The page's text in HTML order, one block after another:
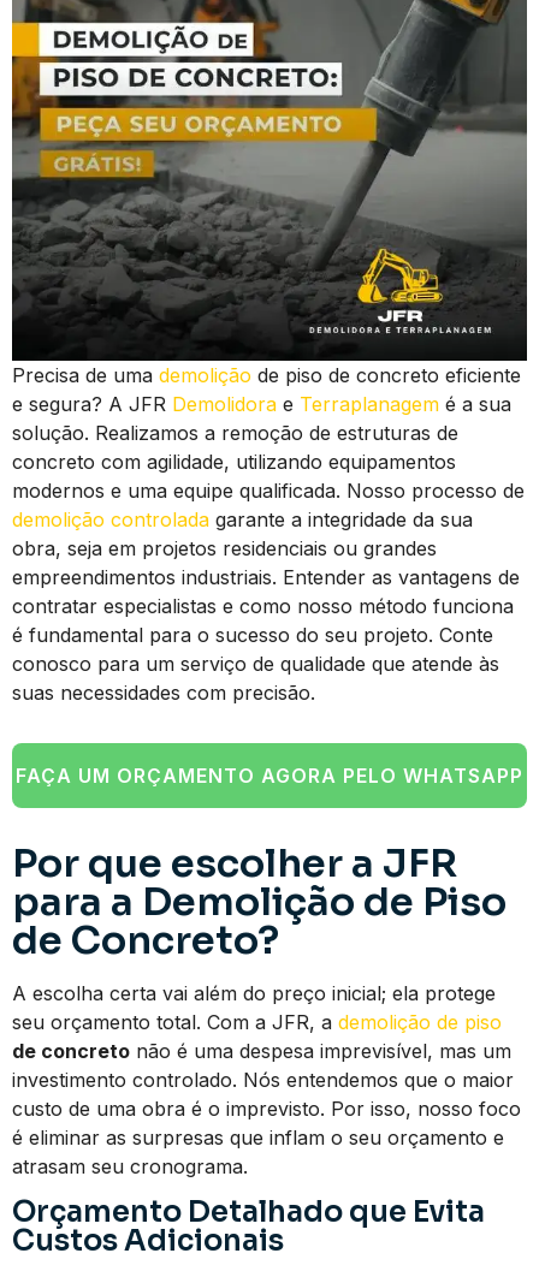
Precisa de uma demolição de piso de concreto eficiente
e segura? A JFR Demolidora e Terraplanagem é a sua
solução. Realizamos a remoção de estruturas de
concreto com agilidade, utilizando equipamentos
modernos e uma equipe qualificada. Nosso processo de
demolição controlada garante a integridade da sua
obra, seja em projetos residenciais ou grandes
empreendimentos industriais. Entender as vantagens de
contratar especialistas e como nosso método funciona
é fundamental para o sucesso do seu projeto. Conte
conosco para um serviço de qualidade que atende às
suas necessidades com precisão.
FAÇA UM ORÇAMENTO AGORA PELO WHATSAPP
Por que escolher a JFR
para a Demolição de Piso
de Concreto?
A escolha certa vai além do preço inicial; ela protege
seu orçamento total. Com a JFR, a demolição de piso
de concreto não é uma despesa imprevisível, mas um
investimento controlado. Nós entendemos que o maior
custo de uma obra é o imprevisto. Por isso, nosso foco
é eliminar as surpresas que inflam o seu orçamento e
atrasam seu cronograma.
Orçamento Detalhado que Evita
Custos Adicionais